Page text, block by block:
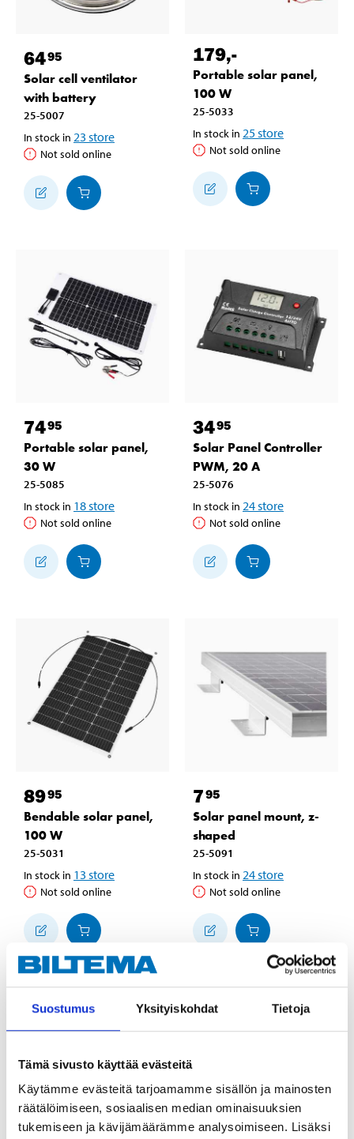
Suostumus Yksityiskohdat Tietoja
Tämä sivusto käyttää evästeitä
Käytämme evästeitä tarjoamamme sisällön ja mainosten
räätälöimiseen, sosiaalisen median ominaisuuksien
tukemiseen ja kävijämäärämme analysoimiseen. Lisäksi
6495
Solar cell ventilator
with battery
25-5007
In stock in 23 store
Not sold online
179,-
Portable solar panel,
100 W
25-5033
In stock in 25store
Not sold online
7495
Portable solar panel,
30 W
25-5085
In stock in 18store
Not sold online
3495
Solar Panel Controller
PWM, 20 A
25-5076
In stock in 24store
Not sold online
8995
Bendable solar panel,
100 W
25-5031
In stock in 13 store
Not sold online
795
Solar panel mount, z-
shaped
25-5091
In stock in 24store
Not sold online